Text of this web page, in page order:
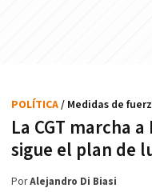
La CGT marcha
sigue el plan de
POLÍTICA/ Medidas de
PorAlejandro Di Biasi